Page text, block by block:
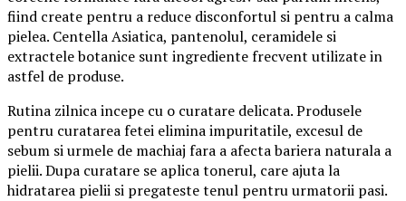
fiind create pentru a reduce disconfortul si pentru a calma
pielea. Centella Asiatica, pantenolul, ceramidele si
extractele botanice sunt ingrediente frecvent utilizate in
astfel de produse.
Rutina zilnica incepe cu o curatare delicata. Produsele
pentru curatarea fetei elimina impuritatile, excesul de
sebum si urmele de machiaj fara a afecta bariera naturala a
pielii. Dupa curatare se aplica tonerul, care ajuta la
hidratarea pielii si pregateste tenul pentru urmatorii pasi.